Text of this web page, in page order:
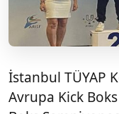
İstanbul TÜYAP
Avrupa Kick